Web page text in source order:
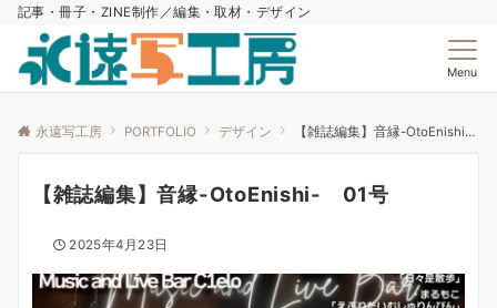
記事・冊子・ZINE制作／編集・取材・デザイン
Menu
永遠写工房 PORTFOLIO デザイン 【雑誌編集】音縁-OtoEnishi- 01号
【雑誌編集】音縁-OtoEnishi- 01号
2025年4月23日